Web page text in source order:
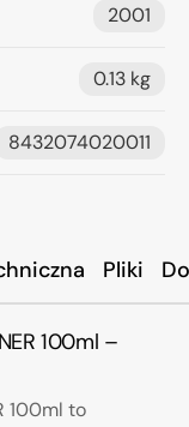
Pliki
100ml –
100ml to
2001
0.13 kg
8432074020011